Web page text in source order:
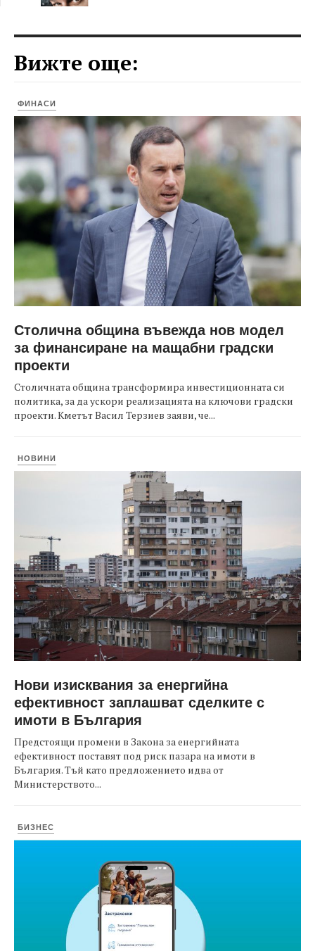
Вижте още:
ФИНАСИ
Столична община въвежда нов модел
за финансиране на мащабни градски
проекти
Столичната община трансформира инвестиционната си
политика, за да ускори реализацията на ключови градски
проекти. Кметът Васил Терзиев заяви, че...
НОВИНИ
Нови изисквания за енергийна
ефективност заплашват сделките с
имоти в България
Предстоящи промени в Закона за енергийната
ефективност поставят под риск пазара на имоти в
България. Тъй като предложението идва от
Министерството...
БИЗНЕС